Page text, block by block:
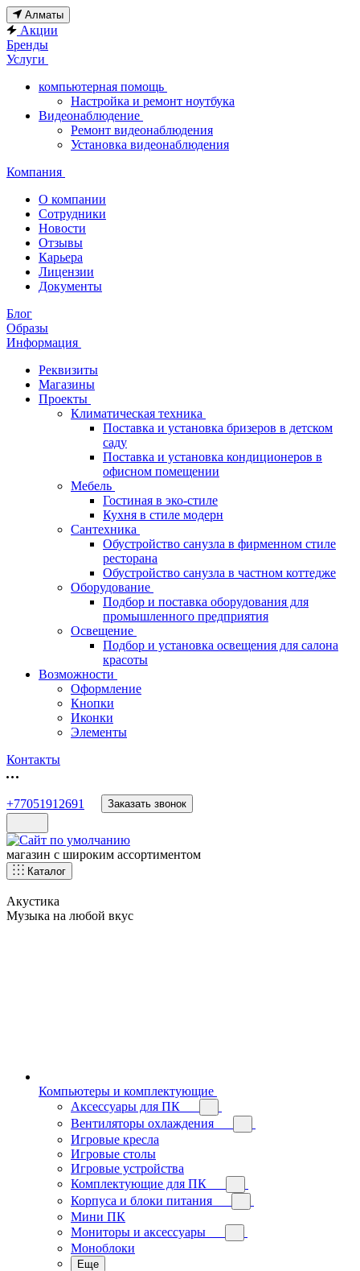
Алматы
Акции
Бренды
Услуги
компьютерная помощь
Настройка и ремонт ноутбука
Видеонаблюдение
Ремонт видеонаблюдения
Установка видеонаблюдения
Компания
О компании
Сотрудники
Новости
Отзывы
Карьера
Лицензии
Документы
Блог
Образы
Информация
Реквизиты
Магазины
Проекты
Климатическая техника
Поставка и установка бризеров в детском
саду
Поставка и установка кондиционеров в
офисном помещении
Мебель
Гостиная в эко-стиле
Кухня в стиле модерн
Сантехника
Обустройство санузла в фирменном стиле
ресторана
Обустройство санузла в частном коттедже
Оборудование
Подбор и поставка оборудования для
промышленного предприятия
Освещение
Подбор и установка освещения для салона
красоты
Возможности
Оформление
Кнопки
Иконки
Элементы
Контакты
+77051912691 Заказать звонок
магазин с широким ассортиментом
Каталог
Акустика
Музыка на любой вкус
Компьютеры и комплектующие
Аксессуары для ПК
Вентиляторы охлаждения
Игровые кресла
Игровые столы
Игровые устройства
Комплектующие для ПК
Корпуса и блоки питания
Мини ПК
Мониторы и аксессуары
Моноблоки
Еще